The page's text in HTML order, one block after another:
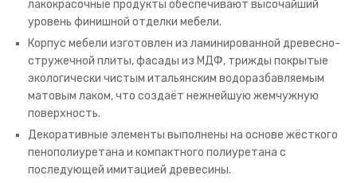
лакокрасочные продукты обеспечивают высочайший
уровень финишной отделки мебели.
Корпус мебели изготовлен из ламинированной древесно-
стружечной плиты, фасады из МДФ, трижды покрытые
экологически чистым итальянским водоразбавляемым
матовым лаком, что создаёт нежнейшую жемчужную
поверхность.
Декоративные элементы выполнены на основе жёсткого
пенополиуретана и компактного полиуретана с
последующей имитацией древесины.